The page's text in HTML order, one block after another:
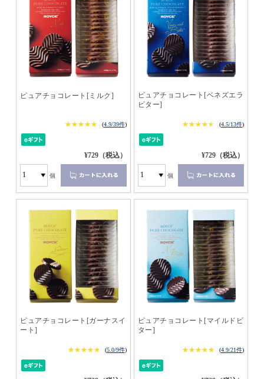
ピュアチョコレート[ミルク]
★★★★★
★★★★★ (4.9/39件)
¥729（税込）
個
ピュアチョコレート[ベネズエラ
ビター]
★★★★★
★★★★★ (4.5/13件)
¥729（税込）
個
ピュアチョコレート[ガーナスイ
ート]
★★★★★
★★★★★ (5.0/9件)
ピュアチョコレート[マイルドビ
ター]
★★★★★
★★★★★ (4.9/21件)